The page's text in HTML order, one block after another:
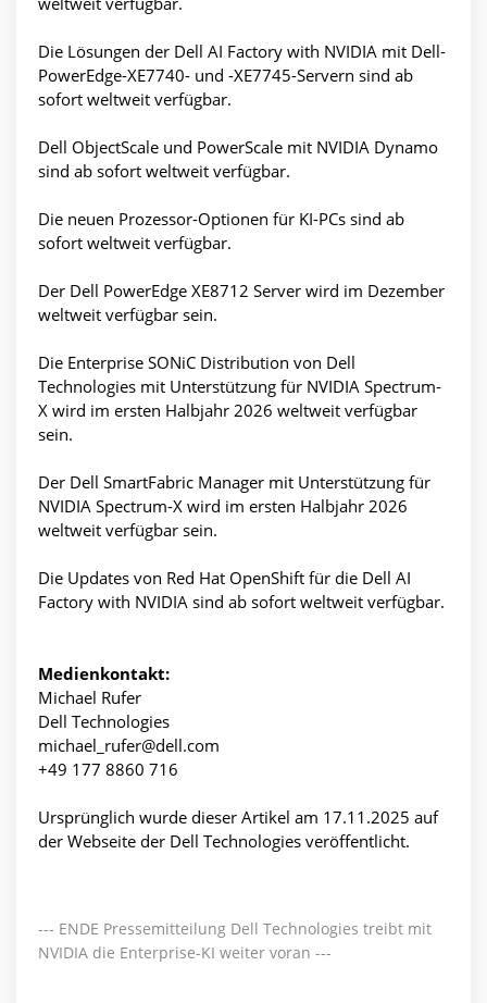
Die Lösungen der Dell AI Factory with NVIDIA mit Dell-
PowerEdge-XE7740- und -XE7745-Servern sind ab
sofort weltweit verfügbar.
Dell ObjectScale und PowerScale mit NVIDIA Dynamo
sind ab sofort weltweit verfügbar.
Die neuen Prozessor-Optionen für KI-PCs sind ab
sofort weltweit verfügbar.
Der Dell PowerEdge XE8712 Server wird im Dezember
weltweit verfügbar sein.
Die Enterprise SONiC Distribution von Dell
Technologies mit Unterstützung für NVIDIA Spectrum-
X wird im ersten Halbjahr 2026 weltweit verfügbar
sein.
Der Dell SmartFabric Manager mit Unterstützung für
NVIDIA Spectrum-X wird im ersten Halbjahr 2026
weltweit verfügbar sein.
Die Updates von Red Hat OpenShift für die Dell AI
Factory with NVIDIA sind ab sofort weltweit verfügbar.
Medienkontakt:
Michael Rufer
Dell Technologies
michael_rufer@dell.com
+49 177 8860 716
Ursprünglich wurde dieser Artikel am 17.11.2025 auf
der Webseite der Dell Technologies veröffentlicht.
--- ENDE Pressemitteilung Dell Technologies treibt mit
NVIDIA die Enterprise-KI weiter voran ---